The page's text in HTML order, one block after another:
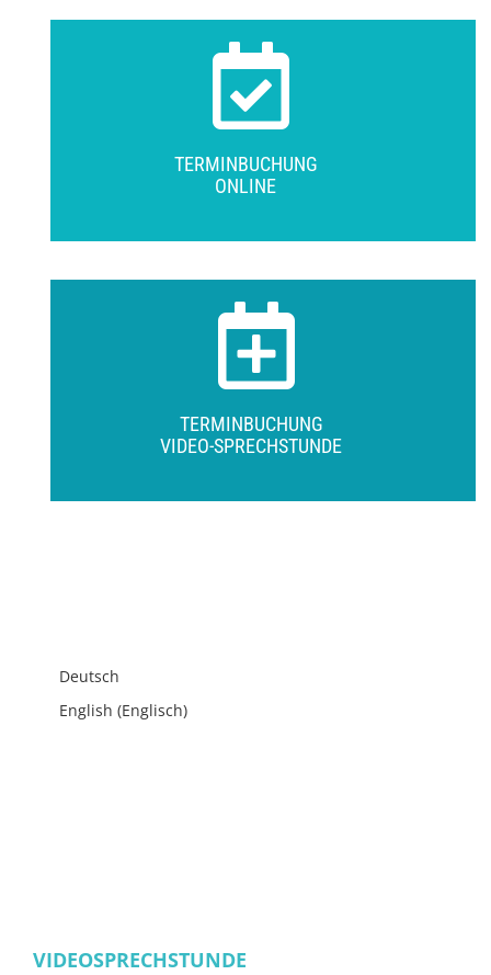
TERMINBUCHUNG
ONLINE
TERMINBUCHUNG
VIDEO-SPRECHSTUNDE
Deutsch
English (Englisch)
VIDEOSPRECHSTUNDE